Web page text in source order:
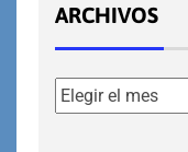
ARCHIVOS